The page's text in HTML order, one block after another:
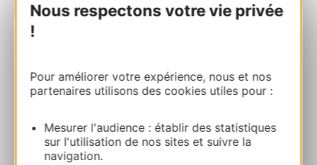
Nous respectons votre vie privée
!
Pour améliorer votre expérience, nous et nos
partenaires utilisons des cookies utiles pour :
Mesurer l'audience : établir des statistiques
sur l'utilisation de nos sites et suivre la
navigation.
Leaflet| Map data ©OpenStreetMap contributors
125 Route de Saint André 34725
JONQUIERES
Calcola il tuo percorso